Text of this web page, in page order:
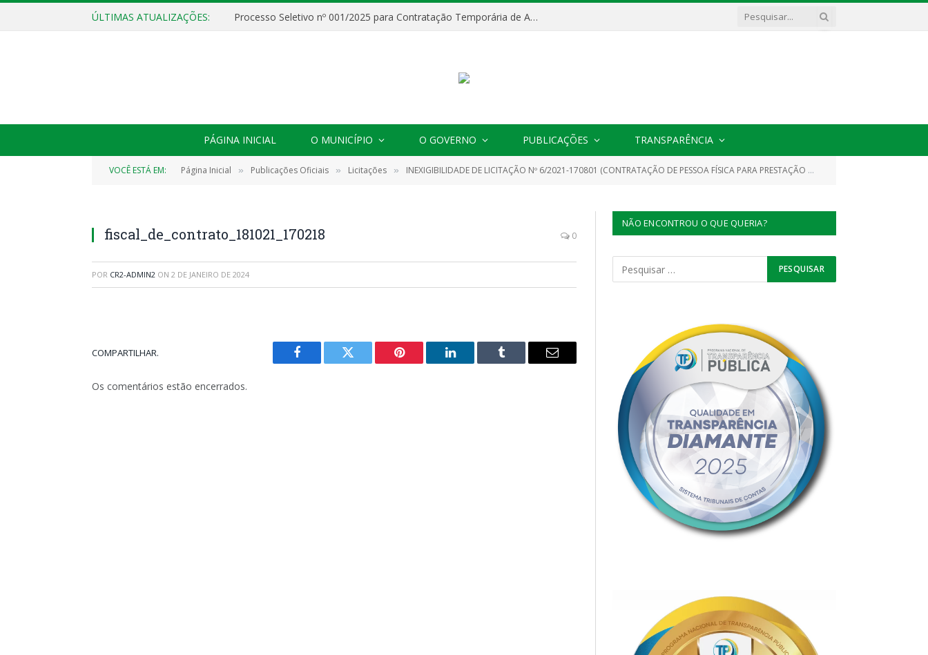
ÚLTIMAS ATUALIZAÇÕES: Processo Seletivo nº 001/2025 para Contratação Temporária de Agentes Comunitários de Saúde (ACS)
PÁGINA INICIAL O MUNICÍPIO O GOVERNO PUBLICAÇÕES TRANSPARÊNCIA
VOCÊ ESTÁ EM: Página Inicial » Publicações Oficiais » Licitações » INEXIGIBILIDADE DE LICITAÇÃO Nº 6/2021-170801 (CONTRATAÇÃO DE PESSOA FÍSICA PARA PRESTAÇÃO DE SERVIÇOS DE ENGENHARIA E ARQUITETURA, OBJETIVANDO IDENTIFICAR OS PADRÕES DAS ESCOLAS-PMFE LOCAL, ESTES ESTABELECIDOS PELO PNE. OS SERVIÇOS COMPREENDEM O DESENVOLVIMENTO DE PROJETOS, PLANILHAS ORÇAMENTARIAS, LAUDOS, EMISSÃO DE PARECERES TÉCNICOS, AVALIAÇÃO DE DOCUMENTOS, INSPEÇÕES, VISTORIAS TÉCNICAS E OUTRAS ATRIBUIÇÕES ANÁLOGAS)
fiscal_de_contrato_181021_170218 0
POR CR2-ADMIN2 ON 2 DE JANEIRO DE 2024
COMPARTILHAR.
Facebook Twitter Pinterest LinkedIn Tumblr
E-
Os comentários estão encerrados.
NÃO ENCONTROU O QUE QUERIA?